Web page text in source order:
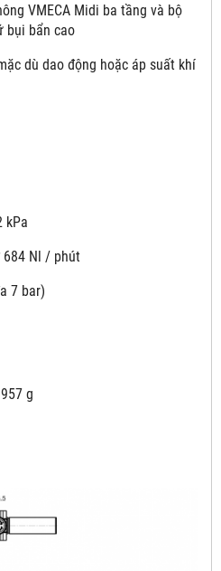
VMECA Midi ba tầng và bộ
bụi bẩn cao
dù dao động hoặc áp suất khí
kPa
684 Nl / phút
7 bar)
g